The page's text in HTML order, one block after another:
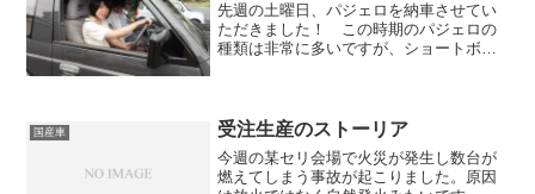
先週の土曜日、パジェロを納車させてい
ただきました！ この時期のパジェロの
種類は非常に多いですが、ショートボデ
もあったとお聞き...
国産車 受注生産のストーリア
今週の某セリ会場で火災が発生し数台が
燃えてしまう事故が起こりました。原因